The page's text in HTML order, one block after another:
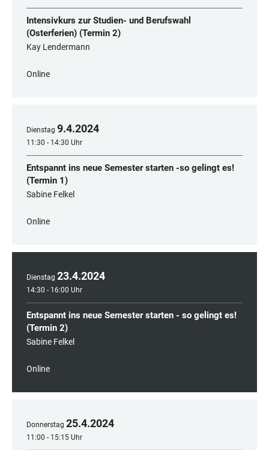
Intensivkurs zur Studien- und Berufswahl
(Osterferien) (Termin 2)
Kay Lendermann
Online
Dienstag 9.4.2024
11:30 - 14:30 Uhr
Entspannt ins neue Semester starten -so gelingt es!
(Termin 1)
Sabine Felkel
Online
Dienstag 23.4.2024
14:30 - 16:00 Uhr
Entspannt ins neue Semester starten - so gelingt es!
(Termin 2)
Sabine Felkel
Online
Donnerstag 25.4.2024
11:00 - 15:15 Uhr